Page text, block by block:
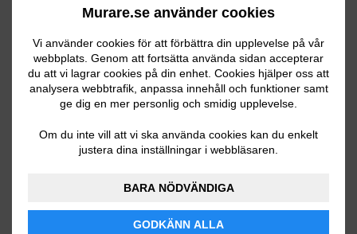
Murare.se använder cookies
Vi använder cookies för att förbättra din upplevelse på vår
webbplats. Genom att fortsätta använda sidan accepterar
du att vi lagrar cookies på din enhet. Cookies hjälper oss att
analysera webbtrafik, anpassa innehåll och funktioner samt
ge dig en mer personlig och smidig upplevelse.
Om du inte vill att vi ska använda cookies kan du enkelt
justera dina inställningar i webbläsaren.
BARA NÖDVÄNDIGA
GODKÄNN ALLA
Din e-postadress
Ditt telefonnummer
mina personuppgifter enligtanvändarvillkoren